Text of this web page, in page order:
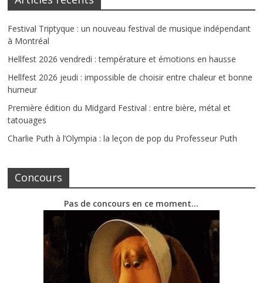
Festival Triptyque : un nouveau festival de musique indépendant
à Montréal
Hellfest 2026 vendredi : température et émotions en hausse
Hellfest 2026 jeudi : impossible de choisir entre chaleur et bonne
humeur
Première édition du Midgard Festival : entre bière, métal et
tatouages
Charlie Puth à l’Olympia : la leçon de pop du Professeur Puth
Concours
Pas de concours en ce moment…